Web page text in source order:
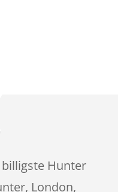
Hunter
London,